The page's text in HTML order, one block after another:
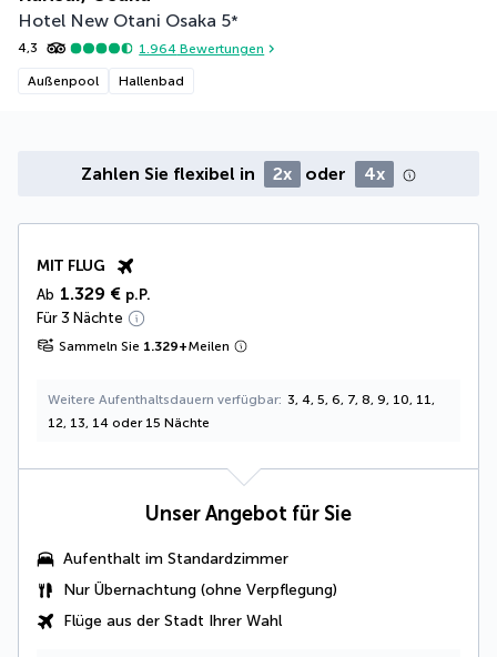
Hotel New Otani Osaka 5*
4,3 1.964 Bewertungen
Außenpool Hallenbad
Zahlen Sie flexibel in 2x oder 4x
MIT FLUG
Ab 1.329 € p.P.
Für 3 Nächte
Sammeln Sie 1.329+Meilen
Weitere Aufenthaltsdauern verfügbar 3, 4, 5, 6, 7, 8, 9, 10, 11,
12, 13, 14 oder 15 Nächte
Unser Angebot für Sie
Aufenthalt im Standardzimmer
Nur Übernachtung (ohne Verpflegung)
Flüge aus der Stadt Ihrer Wahl